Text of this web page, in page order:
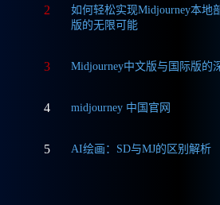
2
如何轻松实现Midjourney本地
版的无限可能
3 Midjourney中文版与国际版的
4 midjourney 中国官网
5 AI绘画：SD与MJ的区别解析